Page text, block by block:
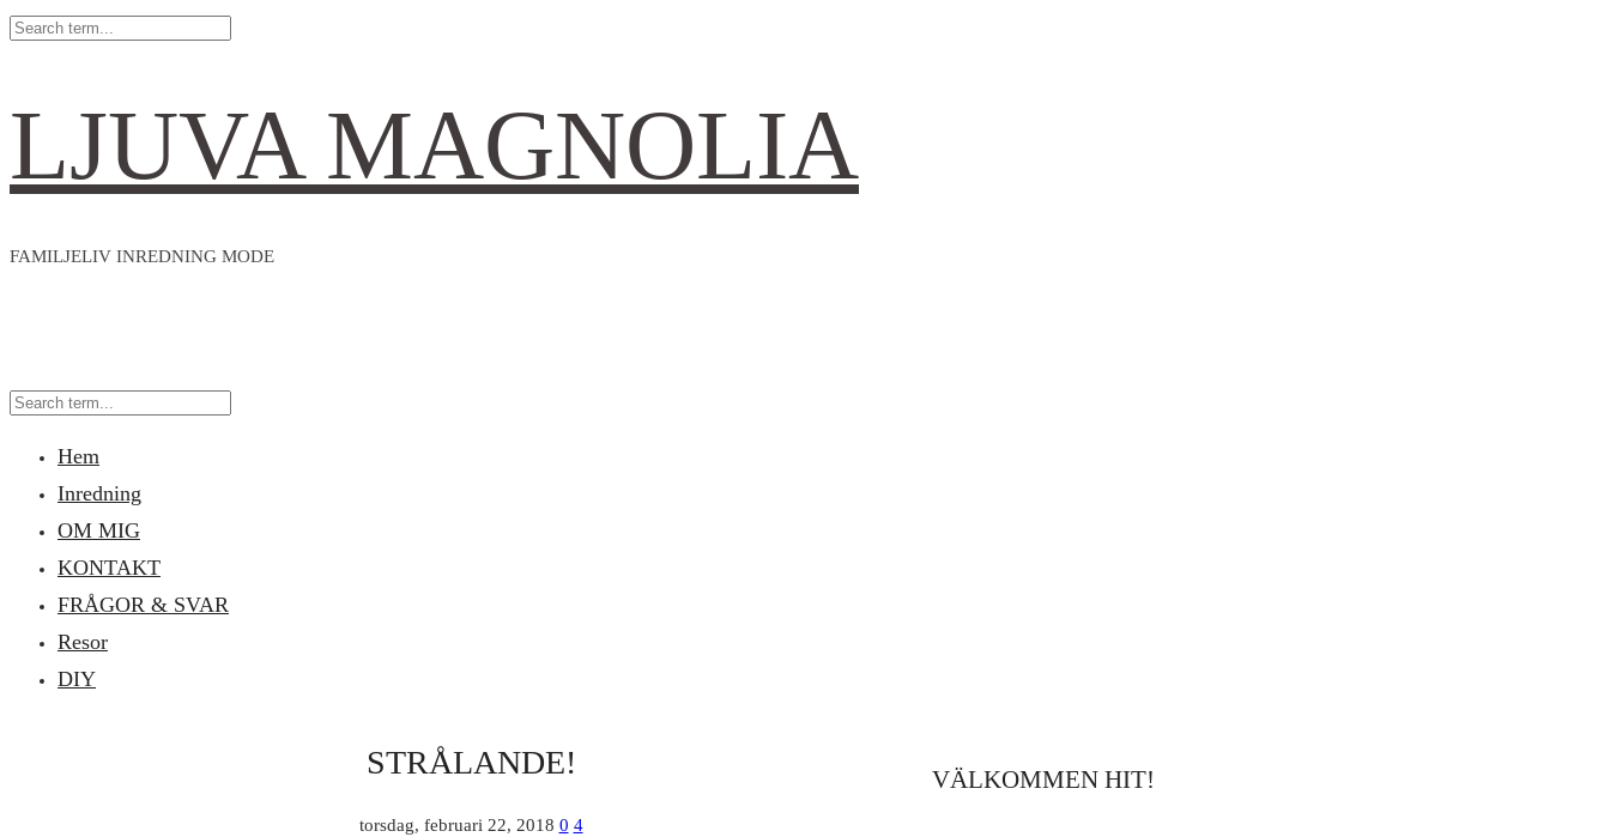
LJUVA MAGNOLIA
FAMILJELIV INREDNING MODE
Hem
Inredning
OM MIG
KONTAKT
FRÅGOR & SVAR
Resor
DIY
STRÅLANDE!
torsdag, februari 22, 2018 0 4
VÄLKOMMEN HIT!